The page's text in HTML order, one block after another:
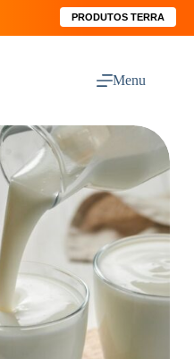
PRODUTOS TERRA
Menu